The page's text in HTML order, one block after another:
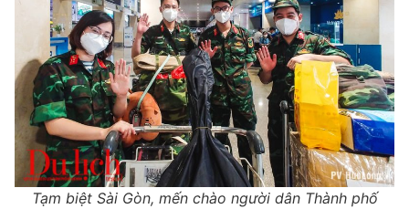
Tạm biệt Sài Gòn, mến chào người dân Thành phố